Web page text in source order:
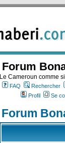
Forum
Le Cameroun comme
FAQ Rechercher
Profil
Se
Forum